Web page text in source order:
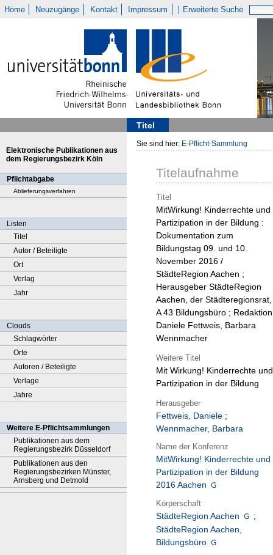
Home Neuzugänge Kontakt Impressum Erweiterte Suche
Titel
Elektronische Publikationen aus
dem Regierungsbezirk Köln
Pflichtabgabe
Ablieferungsverfahren
Listen
Titel
Autor / Beteiligte
Ort
Verlag
Jahr
Clouds
Schlagwörter
Orte
Autoren / Beteiligte
Verlage
Jahre
Weitere E-Pflichtsammlungen
Publikationen aus dem
Regierungsbezirk Düsseldorf
Publikationen aus den
Regierungsbezirken Münster,
Arnsberg und Detmold
Sie sind hier: E-Pflicht-Sammlung
Titelaufnahme
Titel
MitWirkung! Kinderrechte und
Partizipation in der Bildung :
Dokumentation zum
Bildungstag 09. und 10.
November 2016 /
StädteRegion Aachen ;
Herausgeber StädteRegion
Aachen, der Städteregionsrat,
A 43 Bildungsbüro ;
Daniele Fettweis, Barbara
Wennmacher
Weitere Titel
Mit Wirkung! Kinderrechte und
Partizipation in der Bildung
Herausgeber
Fettweis, Daniele ;
Wennmacher, Barbara
Name der Konferenz
MitWirkung! Kinderrechte und
Partizipation in der Bildung
2016 Aachen
Körperschaft
StädteRegion Aachen
;
StädteRegion Aachen,
Bildungsbüro